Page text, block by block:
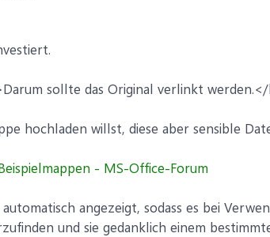
sollte das Original verlinkt
hochladen willst, diese aber sensible
- MS-Office-Forum
angezeigt, sodass es bei
und sie gedanklich einem